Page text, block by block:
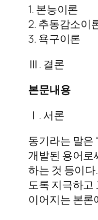
1. 본능이론
2. 추동감소이
3. 욕구이론
Ⅲ. 결론
본문내용
Ⅰ. 서론
동기라는 말은
개발된 용어로
하는 것 등이
도록 지극하고
이어지는 본